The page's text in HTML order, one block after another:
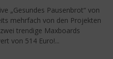
„Gesundes Pausenbrot“ von
mehrfach von den Projekten
trendige Maxboards
von 514 Euro!...